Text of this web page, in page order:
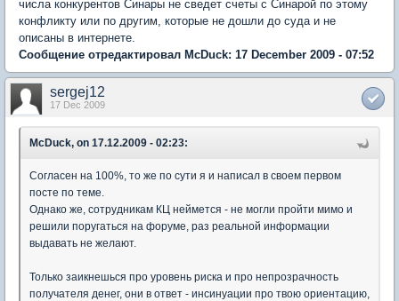
числа конкурентов Синары не сведет счеты с Синарой по этому
конфликту или по другим, которые не дошли до суда и не
описаны в интернете.
Сообщение отредактировал McDuck: 17 December 2009 - 07:52
sergej12
17 Dec 2009
McDuck, on 17.12.2009 - 02:23:
Согласен на 100%, то же по сути я и написал в своем первом
посте по теме.
Однако же, сотрудникам КЦ неймется - не могли пройти мимо и
решили поругаться на форуме, раз реальной информации
выдавать не желают.
Только заикнешься про уровень риска и про непрозрачность
получателя денег, они в ответ - инсинуации про твою ориентацию,